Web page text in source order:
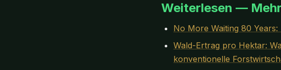
Weiterlesen —
No More Waiting 80
Wald-Ertrag pro Hektar:
konventionelle